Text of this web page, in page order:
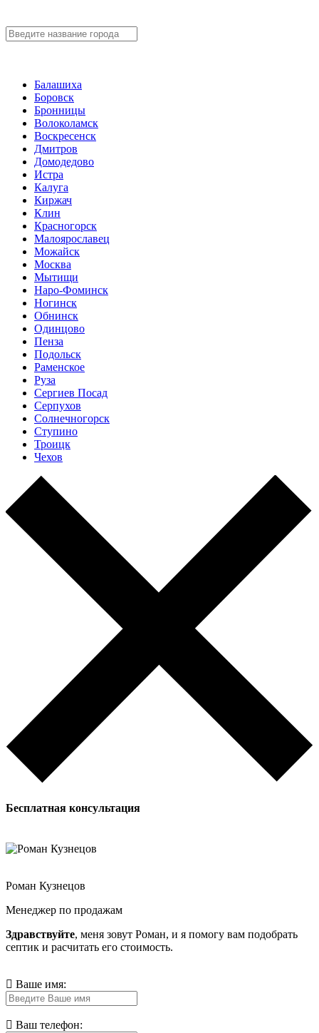
Балашиха
Боровск
Бронницы
Волоколамск
Воскресенск
Дмитров
Домодедово
Истра
Калуга
Киржач
Клин
Красногорск
Малоярославец
Можайск
Москва
Мытищи
Наро-Фоминск
Ногинск
Обнинск
Одинцово
Пенза
Подольск
Раменское
Руза
Сергиев Посад
Серпухов
Солнечногорск
Ступино
Троицк
Чехов
Бесплатная консультация
Роман Кузнецов
Менеджер по продажам
Здравствуйте, меня зовут Роман, и я помогу вам подобрать
септик и расчитать его стоимость.
Ваше имя:
Ваш телефон: